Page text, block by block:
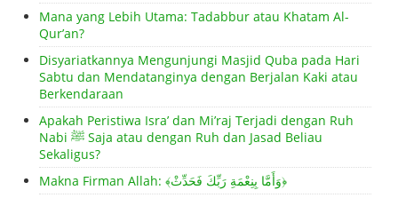
Mana yang Lebih Utama: Tadabbur atau Khatam Al-
Qur’an?
Disyariatkannya Mengunjungi Masjid Quba pada Hari
Sabtu dan Mendatanginya dengan Berjalan Kaki atau
Berkendaraan
Apakah Peristiwa Isra’ dan Mi’raj Terjadi dengan Ruh
Nabi ﷺ Saja atau dengan Ruh dan Jasad Beliau
Sekaligus?
Makna Firman Allah: ﴾وَأَمَّا بِنِعْمَةِ رَبِّكَ فَحَدِّثْ﴿